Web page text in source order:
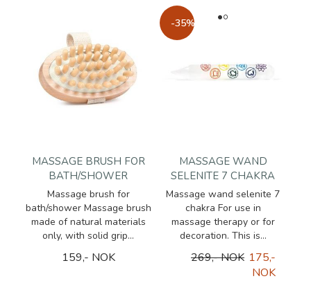
MASSAGE BRUSH FOR
BATH/SHOWER
Massage brush for
bath/shower Massage brush
made of natural materials
only, with solid grip...
159,- NOK
-35%
MASSAGE WAND
SELENITE 7 CHAKRA
Massage wand selenite 7
chakra For use in
massage therapy or for
decoration. This is...
269,- NOK 175,-
NOK